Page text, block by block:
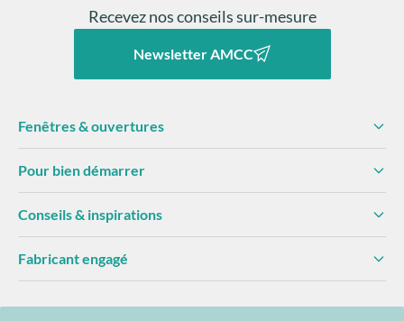
Recevez nos conseils sur-mesure
Newsletter AMCC
Fenêtres & ouvertures
Pour bien démarrer
Conseils & inspirations
Fabricant engagé